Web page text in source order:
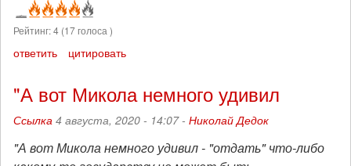
Рейтинг:4 (17голоса )
ответить цитировать
"А вот Микола немного удивил
Ссылка 4 августа, 2020 - 14:07 - Николай Дедок
"А вот Микола немного удивил - "отдать" что-либо